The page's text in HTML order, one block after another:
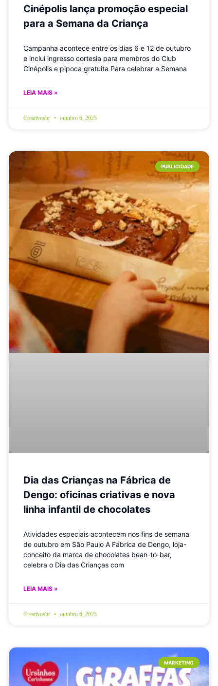
Cinépolis lança promoção especial
para a Semana da Criança
Campanha acontece entre os dias 6 e 12 de outubro
e inclui ingresso cortesia para membros do Club
Cinépolis e pipoca gratuita Para celebrar a Semana
LEIA MAIS »
Creativosbr outubro 6, 2025
PUBLICIDADE
Dia das Crianças na Fábrica de
Dengo: oficinas criativas e nova
linha infantil de chocolates
Atividades especiais acontecem nos fins de semana
de outubro em São Paulo A Fábrica de Dengo, loja-
conceito da marca de chocolates bean-to-bar,
celebra o Dia das Crianças com
LEIA MAIS »
Creativosbr outubro 6, 2025
MARKETING